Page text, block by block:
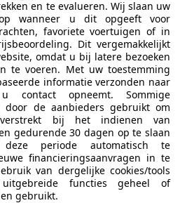
Panoramadak SportChrono NL-
en te evalueren. Wij slaan uw
wanneer u dit opgeeft voor
favoriete voertuigen of in
Dit vergemakkelijkt
omdat u bij latere bezoeken
te voeren. Met uw toestemming
informatie verzonden naar
contact opneemt. Sommige
door de aanbieders gebruikt om
bij het indienen van
gedurende 30 dagen op te slaan
periode automatisch te
financieringsaanvragen in te
van dergelijke cookies/tools
functies geheel of
gebruikt.